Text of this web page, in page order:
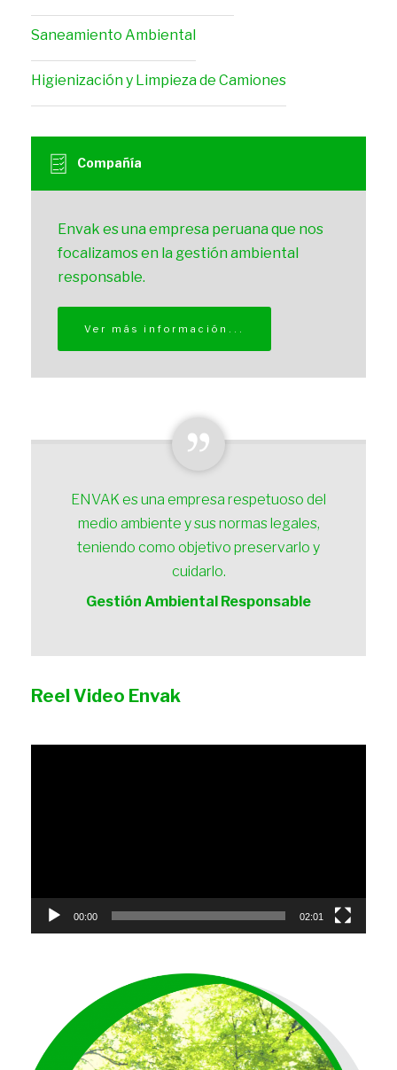
Saneamiento Ambiental
Higienización y Limpieza de Camiones
Compañía
Envak es una empresa peruana que nos
focalizamos en la gestión ambiental
responsable.
Ver más información...
ENVAK es una empresa respetuoso del
medio ambiente y sus normas legales,
teniendo como objetivo preservarlo y
cuidarlo.
Gestión Ambiental Responsable
Reel Video Envak
00:00 02:01